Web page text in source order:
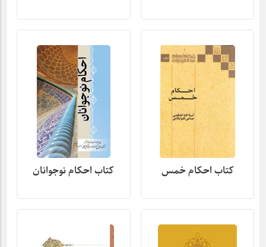
کتاب احکام خمس کتاب احکام نوجوانان